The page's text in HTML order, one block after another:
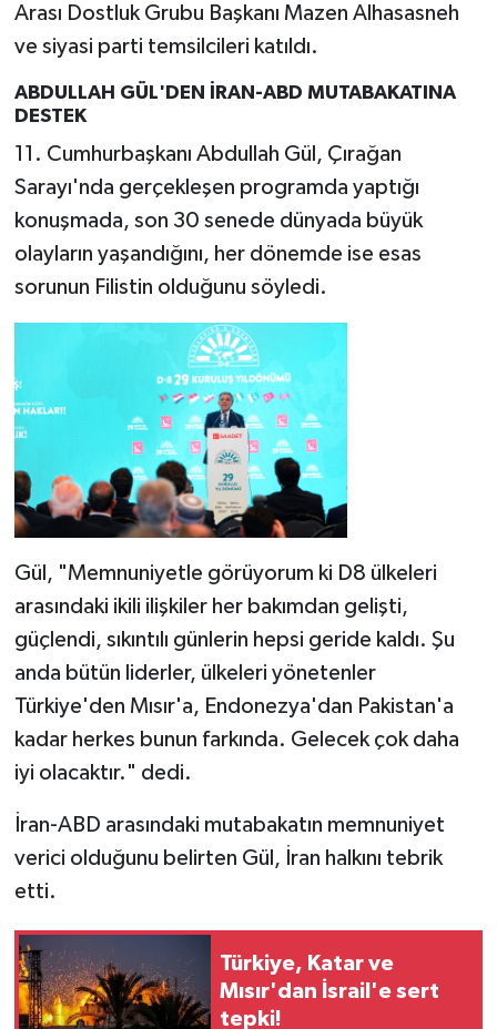
Arası Dostluk Grubu Başkanı Mazen Alhasasneh
ve siyasi parti temsilcileri katıldı.
ABDULLAH GÜL'DEN İRAN-ABD MUTABAKATINA
DESTEK
11. Cumhurbaşkanı Abdullah Gül, Çırağan
Sarayı'nda gerçekleşen programda yaptığı
konuşmada, son 30 senede dünyada büyük
olayların yaşandığını, her dönemde ise esas
sorunun Filistin olduğunu söyledi.
Gül, "Memnuniyetle görüyorum ki D8 ülkeleri
arasındaki ikili ilişkiler her bakımdan gelişti,
güçlendi, sıkıntılı günlerin hepsi geride kaldı. Şu
anda bütün liderler, ülkeleri yönetenler
Türkiye'den Mısır'a, Endonezya'dan Pakistan'a
kadar herkes bunun farkında. Gelecek çok daha
iyi olacaktır." dedi.
İran-ABD arasındaki mutabakatın memnuniyet
verici olduğunu belirten Gül, İran halkını tebrik
etti.
Türkiye, Katar ve
Mısır'dan İsrail'e sert
tepki!